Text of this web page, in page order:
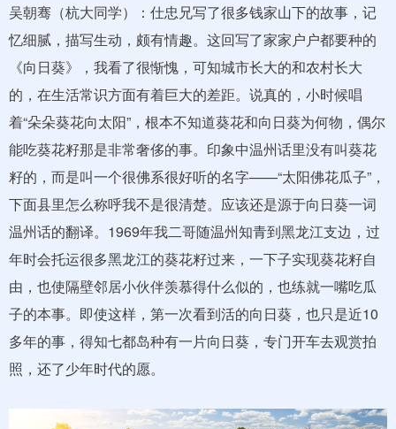
吴朝骞（杭大同学）：仕忠兄写了很多钱家山下的故事，记
忆细腻，描写生动，颇有情趣。这回写了家家户户都要种的
《向日葵》，我看了很惭愧，可知城市长大的和农村长大
的，在生活常识方面有着巨大的差距。说真的，小时候唱
着“朵朵葵花向太阳”，根本不知道葵花和向日葵为何物，偶尔
能吃葵花籽那是非常奢侈的事。印象中温州话里没有叫葵花
籽的，而是叫一个很佛系很好听的名字——“太阳佛花瓜子”，
下面县里怎么称呼我不是很清楚。应该还是源于向日葵一词
温州话的翻译。1969年我二哥随温州知青到黑龙江支边，过
年时会托运很多黑龙江的葵花籽过来，一下子实现葵花籽自
由，也使隔壁邻居小伙伴羡慕得什么似的，也练就一嘴吃瓜
子的本事。即使这样，第一次看到活的向日葵，也只是近10
多年的事，得知七都岛种有一片向日葵，专门开车去观赏拍
照，还了少年时代的愿。